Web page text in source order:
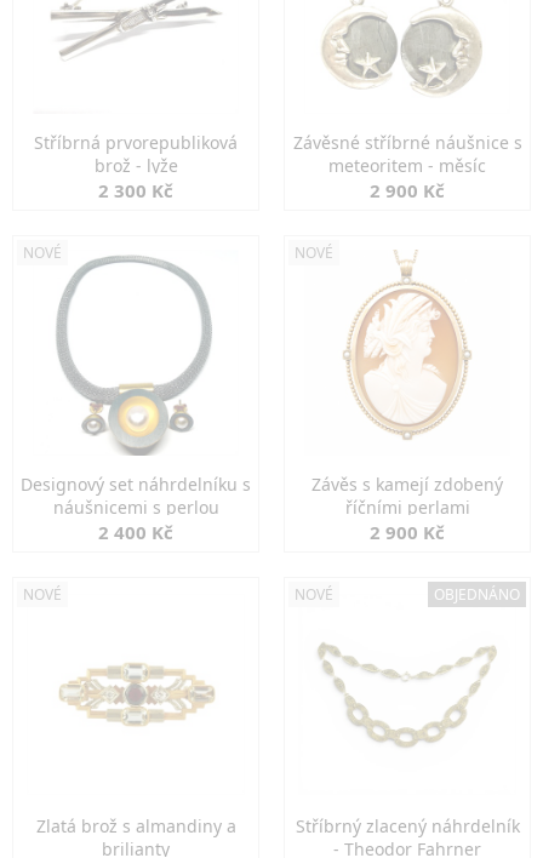
Stříbrná prvorepubliková
brož - lyže
2 300 Kč
Závěsné stříbrné náušnice s
meteoritem - měsíc
2 900 Kč
NOVÉ
Designový set náhrdelníku s
náušnicemi s perlou
2 400 Kč
NOVÉ
Závěs s kamejí zdobený
říčními perlami
2 900 Kč
NOVÉ
Zlatá brož s almandiny a
brilianty
NOVÉ OBJEDNÁNO
Stříbrný zlacený náhrdelník
- Theodor Fahrner